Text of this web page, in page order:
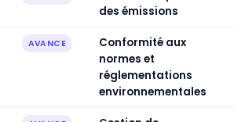
des émissions
AVANCE
Conformité aux
normes et
réglementations
environnementales